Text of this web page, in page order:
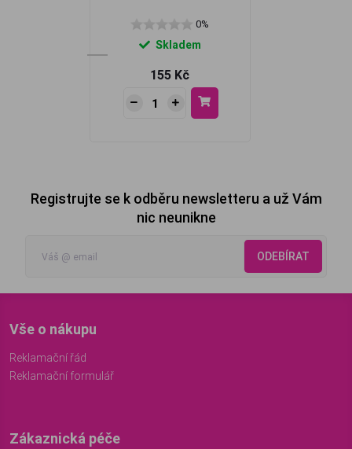
0%
Skladem
155 Kč
Registrujte se k odběru newsletteru a už Vám
nic neunikne
ODEBÍRAT
Vše o nákupu
Reklamační řád
Reklamační formulář
Zákaznická péče